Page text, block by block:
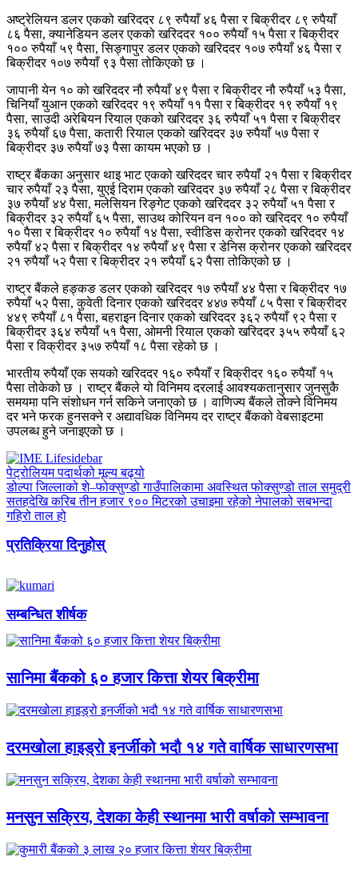
अष्ट्रेलियन डलर एकको खरिददर ८९ रुपैयाँ ४६ पैसा र बिक्रीदर ८९ रुपैयाँ
८६ पैसा, क्यानेडियन डलर एकको खरिददर १०० रुपैयाँ १५ पैसा र बिक्रीदर
१०० रुपैयाँ ५९ पैसा, सिङ्गापुर डलर एकको खरिददर १०७ रुपैयाँ ४६ पैसा र
बिक्रीदर १०७ रुपैयाँ ९३ पैसा तोकिएको छ ।
जापानी येन १० को खरिददर नौ रुपैयाँ ४९ पैसा र बिक्रीदर नौ रुपैयाँ ५३ पैसा,
चिनियाँ युआन एकको खरिददर १९ रुपैयाँ ११ पैसा र बिक्रीदर १९ रुपैयाँ १९
पैसा, साउदी अरेबियन रियाल एकको खरिददर ३६ रुपैयाँ ५१ पैसा र बिक्रीदर
३६ रुपैयाँ ६७ पैसा, कतारी रियाल एकको खरिददर ३७ रुपैयाँ ५७ पैसा र
बिक्रीदर ३७ रुपैयाँ ७३ पैसा कायम भएको छ ।
राष्ट्र बैंकका अनुसार थाइ भाट एकको खरिददर चार रुपैयाँ २१ पैसा र बिक्रीदर
चार रुपैयाँ २३ पैसा, युएई दिराम एकको खरिददर ३७ रुपैयाँ २८ पैसा र बिक्रीदर
३७ रुपैयाँ ४४ पैसा, मलेसियन रिङ्गेट एकको खरिददर ३२ रुपैयाँ ५१ पैसा र
बिक्रीदर ३२ रुपैयाँ ६५ पैसा, साउथ कोरियन वन १०० को खरिददर १० रुपैयाँ
१० पैसा र बिक्रीदर १० रुपैयाँ १४ पैसा, स्वीडिस क्रोनर एकको खरिददर १४
रुपैयाँ ४२ पैसा र बिक्रीदर १४ रुपैयाँ ४९ पैसा र डेनिस क्रोनर एकको खरिददर
२१ रुपैयाँ ५२ पैसा र बिक्रीदर २१ रुपैयाँ ६२ पैसा तोकिएको छ ।
राष्ट्र बैंकले हङ्कङ डलर एकको खरिददर १७ रुपैयाँ ४४ पैसा र बिक्रीदर १७
रुपैयाँ ५२ पैसा, कुवेती दिनार एकको खरिददर ४४७ रुपैयाँ ८५ पैसा र बिक्रीदर
४४९ रुपैयाँ ८१ पैसा, बहराइन दिनार एकको खरिददर ३६२ रुपैयाँ ९२ पैसा र
बिक्रीदर ३६४ रुपैयाँ ५१ पैसा, ओमनी रियाल एकको खरिददर ३५५ रुपैयाँ ६२
पैसा र विक्रीदर ३५७ रुपैयाँ १८ पैसा रहेको छ ।
भारतीय रुपैयाँ एक सयको खरिददर १६० रुपैयाँ र बिक्रीदर १६० रुपैयाँ १५
पैसा तोकेको छ । राष्ट्र बैंकले यो विनिमय दरलाई आवश्यकतानुसार जुनसुकै
समयमा पनि संशोधन गर्न सकिने जनाएको छ । वाणिज्य बैंकले तोक्ने विनिमय
दर भने फरक हुनसक्ने र अद्यावधिक विनिमय दर राष्ट्र बैंकको वेबसाइटमा
उपलब्ध हुने जनाइएको छ ।
पेट्रोलियम पदार्थको मूल्य बढ्यो
डोल्पा जिल्लाको शे–फोक्सुण्डो गाउँपालिकामा अवस्थित फोक्सुण्डो ताल समुद्री
सतहदेखि करिब तीन हजार ९०० मिटरको उचाइमा रहेको नेपालको सबभन्दा
गहिरो ताल हो
प्रतिक्रिया दिनुहोस्
सम्बन्धित शीर्षक
सानिमा बैंकको ६० हजार कित्ता शेयर बिक्रीमा
दरमखोला हाइड्रो इनर्जीको भदौ १४ गते वार्षिक साधारणसभा
मनसुन सक्रिय, देशका केही स्थानमा भारी वर्षाको सम्भावना